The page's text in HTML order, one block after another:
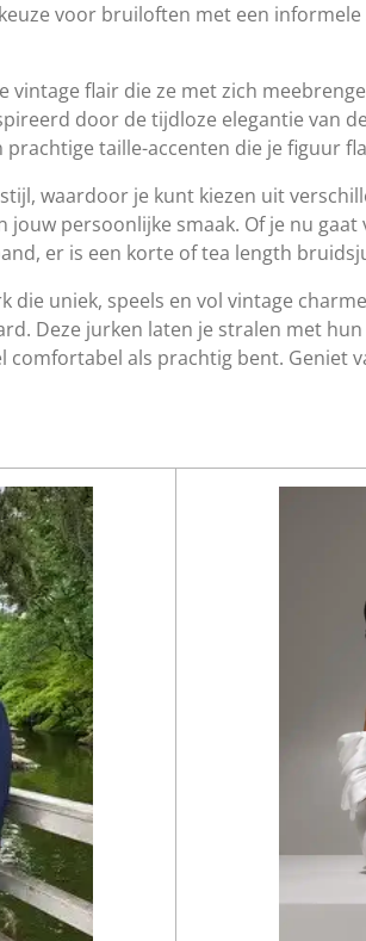
voor bruiloften met een
vintage flair die ze met zich
door de tijdloze elegantie van
taille-accenten die je figuur
waardoor je kunt kiezen uit
persoonlijke smaak. Of je nu
er is een korte of tea length
die uniek, speels en vol vintage
Deze jurken laten je stralen met
als prachtig bent. Geniet